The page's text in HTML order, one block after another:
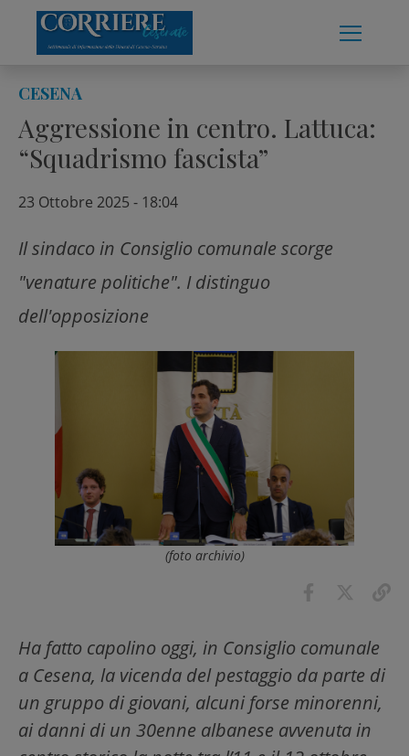
content
CESENA
Aggressione in centro. Lattuca:
“Squadrismo fascista”
23 Ottobre 2025 - 18:04
Il sindaco in Consiglio comunale scorge
"venature politiche". I distinguo
dell'opposizione
(foto archivio)
Ha fatto capolino oggi, in Consiglio comunale
a Cesena, la vicenda del pestaggio da parte di
un gruppo di giovani, alcuni forse minorenni,
ai danni di un 30enne albanese avvenuta in